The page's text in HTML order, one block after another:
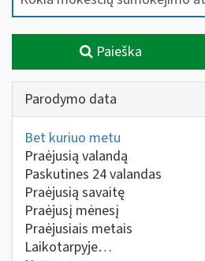
Paieška
Parodymo data
Bet kuriuo metu
Praėjusią valandą
Paskutines 24 valandas
Praėjusią savaitę
Praėjusį mėnesį
Praėjusiais metais
Laikotarpyje…